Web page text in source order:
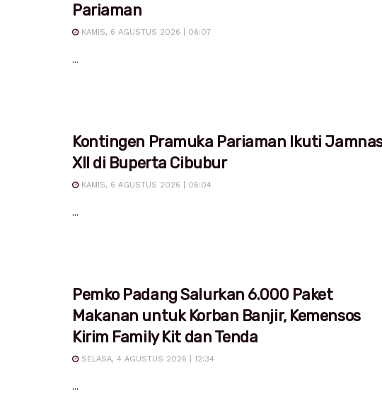
Pariaman
KAMIS, 6 AGUSTUS 2026 | 06:07
...
Kontingen Pramuka Pariaman Ikuti
XII di Buperta Cibubur
KAMIS, 6 AGUSTUS 2026 | 06:04
...
Pemko Padang Salurkan 6.000 Paket
Makanan untuk Korban Banjir, Kemensos
Kirim Family Kit dan Tenda
SELASA, 4 AGUSTUS 2026 | 12:34
...